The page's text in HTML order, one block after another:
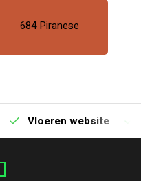
684 Piranese
Vloeren website